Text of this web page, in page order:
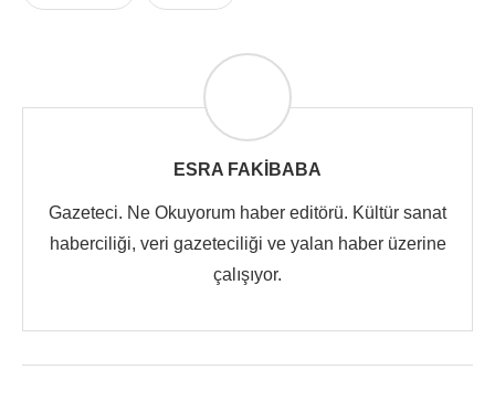
ESRA FAKIBABA
Gazeteci. Ne Okuyorum haber editörü. Kültür sanat
haberciliği, veri gazeteciliği ve yalan haber üzerine
çalışıyor.